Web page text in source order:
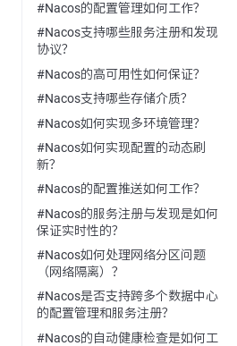
#Nacos的配置管理如何工作？
#Nacos支持哪些服务注册和发现
协议？
#Nacos的高可用性如何保证？
#Nacos支持哪些存储介质？
#Nacos如何实现多环境管理？
#Nacos如何实现配置的动态刷
新？
#Nacos的配置推送如何工作？
#Nacos的服务注册与发现是如何
保证实时性的？
#Nacos如何处理网络分区问题
（网络隔离）？
#Nacos是否支持跨多个数据中心
的配置管理和服务注册？
#Nacos的自动健康检查是如何工